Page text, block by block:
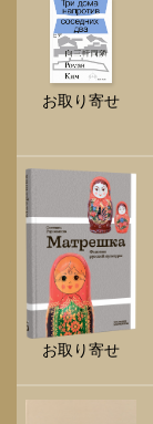
お取り寄せ
お取り寄せ